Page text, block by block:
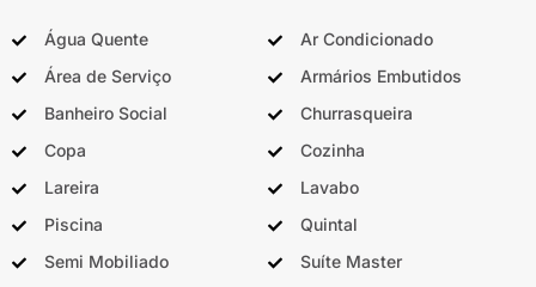
Água Quente
Ar Condicionado
Área de Serviço
Armários Embutidos
Banheiro Social
Churrasqueira
Copa
Cozinha
Lareira
Lavabo
Piscina
Quintal
Semi Mobiliado
Suíte Master